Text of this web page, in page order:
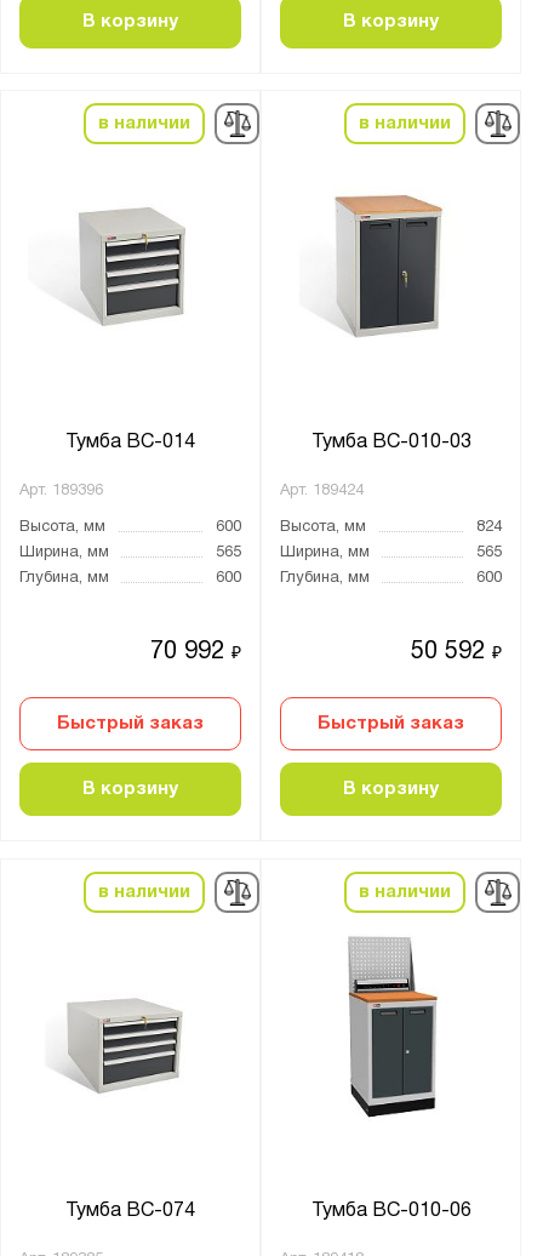
В корзину В корзину
в наличии
Тумба ВС-014
Арт. 189396
Высота, мм
600
Ширина, мм
565
Глубина, мм
600
70 992₽
Быстрый заказ
В корзину
в наличии
Тумба ВС-010-03
Арт. 189424
Высота, мм
824
Ширина, мм
565
Глубина, мм
600
50 592₽
Быстрый заказ
В корзину
в наличии
Тумба ВС-074
в наличии
Тумба ВС-010-06
фанера 24 мм + Оцинкованная сталь 1
фанера 24 мм + Сталь 3 мм
Страна производства:
Россия
Производитель:
Диком
Expert T
SMART
Technic
WD
ВЛ
ТПМ
ТС